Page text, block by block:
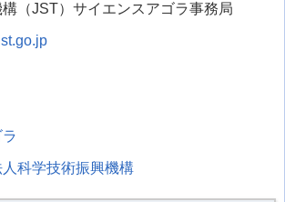
（JST）サイエンスアゴラ事務局
科学技術振興機構